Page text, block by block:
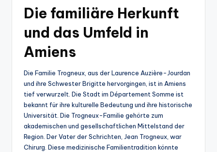
Die familiäre Herkunft
und das Umfeld in
Amiens
Die Familie Trogneux, aus der Laurence Auzière-Jourdan
und ihre Schwester Brigitte hervorgingen, ist in Amiens
tief verwurzelt. Die Stadt im Département Somme ist
bekannt für ihre kulturelle Bedeutung und ihre historische
Universität. Die Trogneux-Familie gehörte zum
akademischen und gesellschaftlichen Mittelstand der
Region. Der Vater der Schrichten, Jean Trogneux, war
Chirurg. Diese medizinische Familientradition könnte